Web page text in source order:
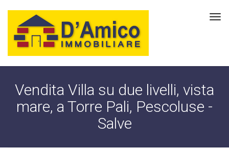
Vendita Villa su due livelli, vista
mare, a Torre Pali, Pescoluse -
Salve